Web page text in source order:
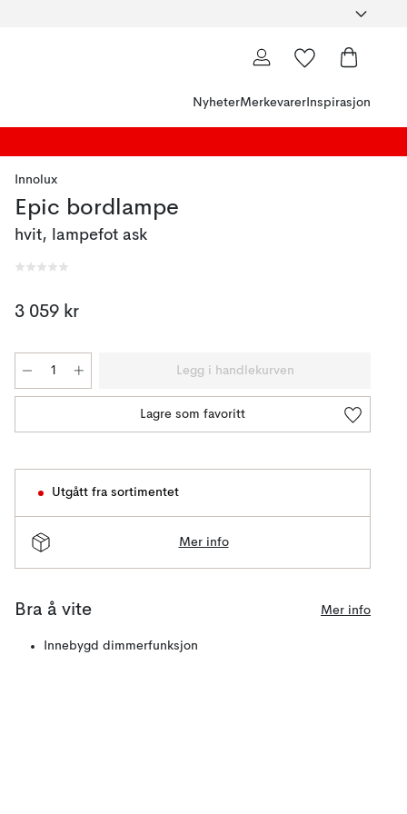
NyheterMerkevarer Inspirasjon
Innolux
Epic bordlampe
hvit, lampefot ask
3 059 kr
Legg i handlekurven
Lagre som favoritt
Utgått fra sortimentet
Mer info
Bra å vite Mer info
Innebygd dimmerfunksjon